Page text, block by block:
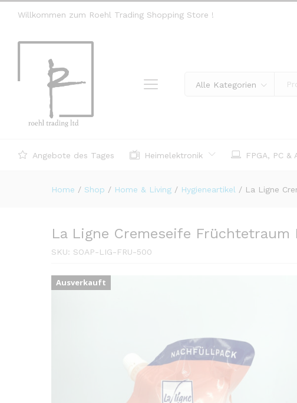
Willkommen zum Roehl Trading Shopping Store !
Alle Kategorien
Angebote des Tages Heimelektronik FPGA, PC &
Home / Shop / Home & Living / Hygieneartikel / La Ligne
La Ligne Cremeseife
SKU: SOAP-LIG-FRU-500
Ausverkauft